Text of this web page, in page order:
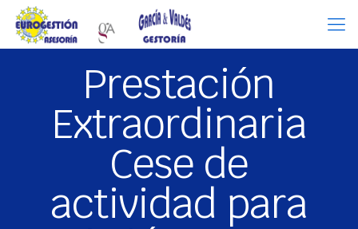
Prestación
Extraordinaria
Cese de
actividad para